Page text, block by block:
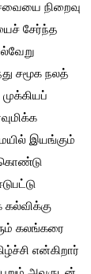
நிறைவு
சேர்ந்த
சமூக நலத்
இயங்கும்
கலங்கரை
என்கிறார்